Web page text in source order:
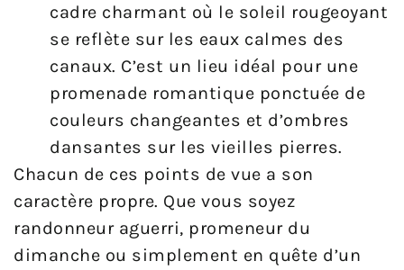
cadre charmant où le soleil rougeoyant
se reflète sur les eaux calmes des
canaux. C’est un lieu idéal pour une
promenade romantique ponctuée de
couleurs changeantes et d’ombres
dansantes sur les vieilles pierres.
Chacun de ces points de vue a son
caractère propre. Que vous soyez
randonneur aguerri, promeneur du
dimanche ou simplement en quête d’un